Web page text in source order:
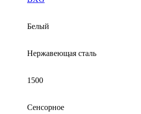
Белый
Нержавеющая сталь
1500
Сенсорное